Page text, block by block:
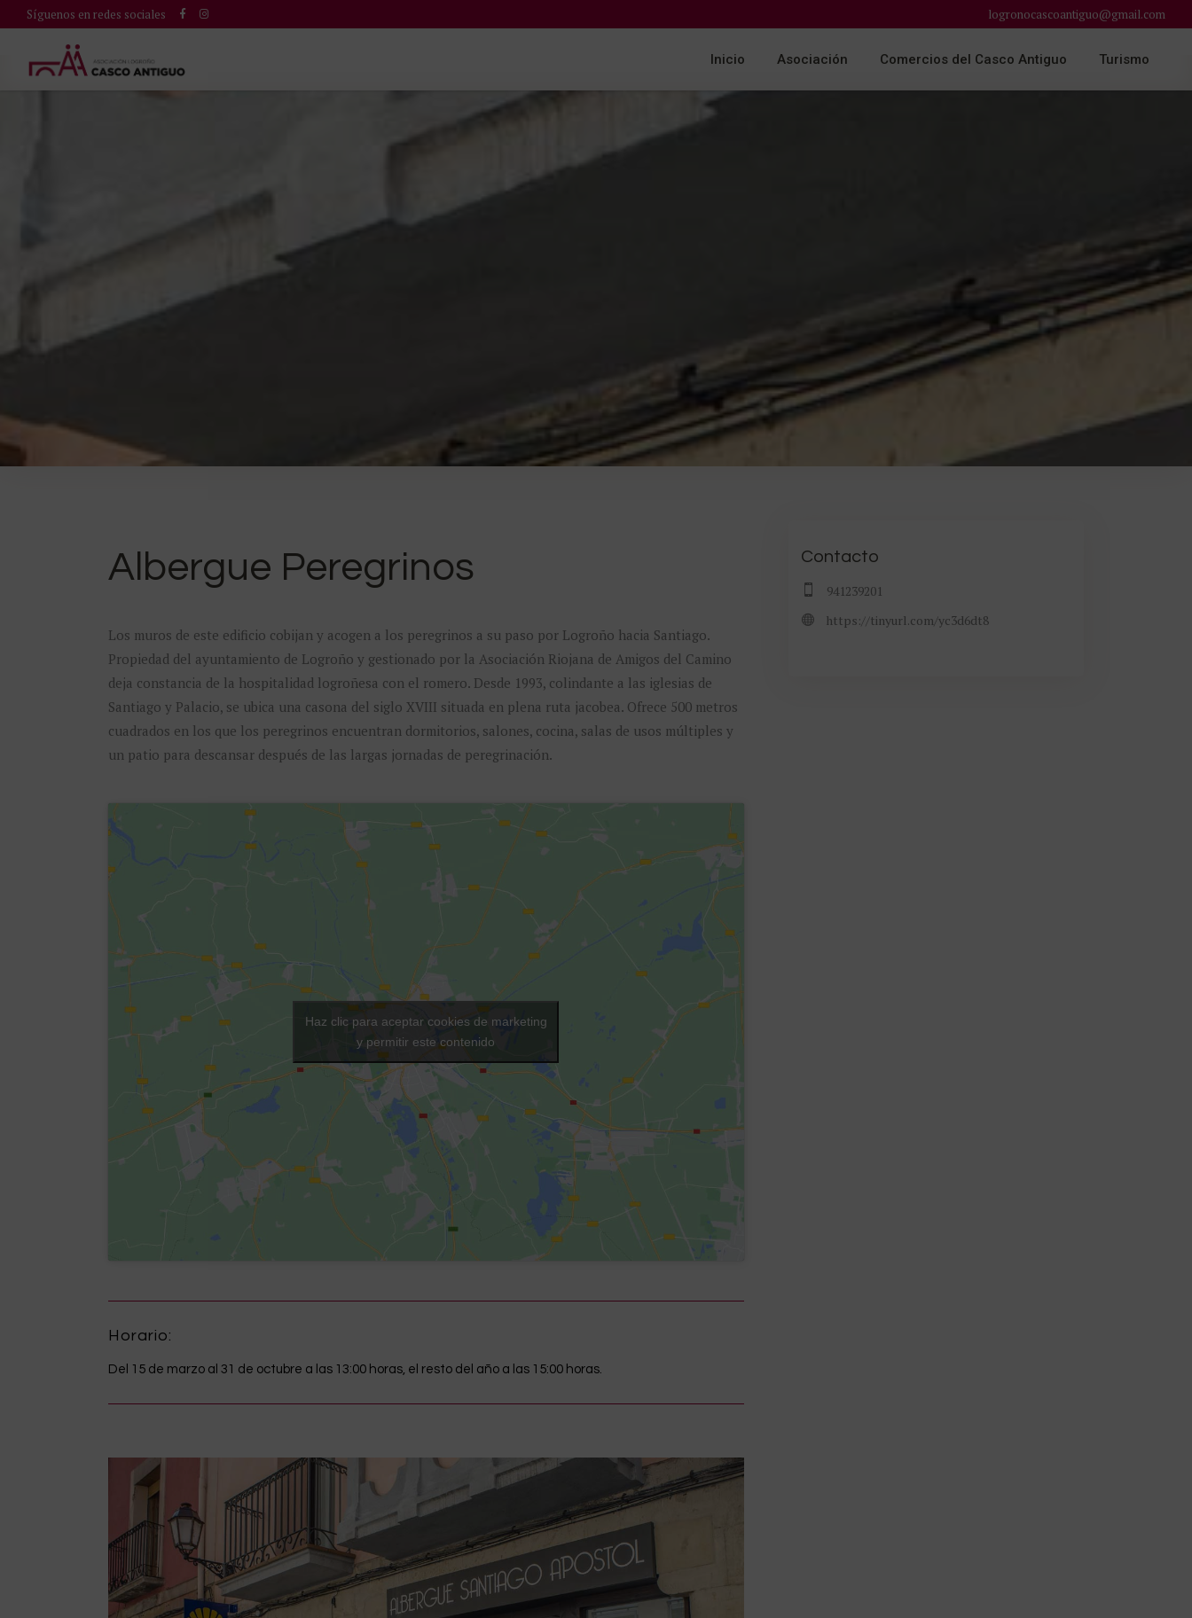
Síguenos en redes sociales logronocascoantiguo@gmail.com
Inicio Asociación Comercios del Casco Antiguo Turismo
Albergue Peregrinos
Los muros de este edificio cobijan y acogen a los peregrinos a su paso por Logroño hacia Santiago.
Propiedad del ayuntamiento de Logroño y gestionado por la Asociación Riojana de Amigos del Camino
deja constancia de la hospitalidad logroñesa con el romero. Desde 1993, colindante a las iglesias de
Santiago y Palacio, se ubica una casona del siglo XVIII situada en plena ruta jacobea. Ofrece 500 metros
cuadrados en los que los peregrinos encuentran dormitorios, salones, cocina, salas de usos múltiples y
un patio para descansar después de las largas jornadas de peregrinación.
Haz clic para aceptar cookies de marketing
y permitir este contenido
Horario:
Del 15 de marzo al 31 de octubre a las 13:00 horas, el resto del año a las 15:00 horas.
Contacto
941239201
https://tinyurl.com/yc3d6dt8